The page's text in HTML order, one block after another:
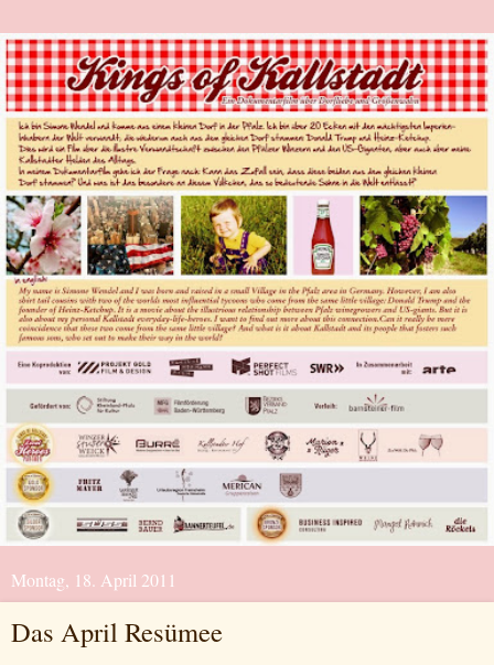
Montag, 18. April 2011
Das April Resümee